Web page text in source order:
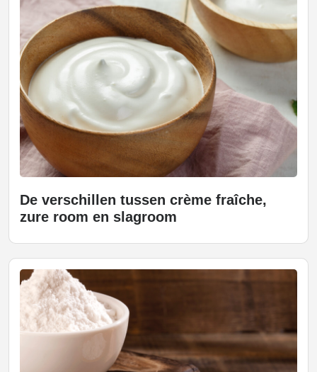
De verschillen tussen crème fraîche,
zure room en slagroom